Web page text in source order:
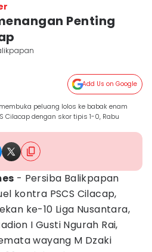
Penting
Add Us on Google
peluang lolos ke babak enam
Cilacap dengan skor tipis 1-0, Rabu
- Persiba Balikpapan
kontra PSCS Cilacap,
ke-10 Liga Nusantara,
I Gusti Ngurah Rai,
wayang M Dzaki